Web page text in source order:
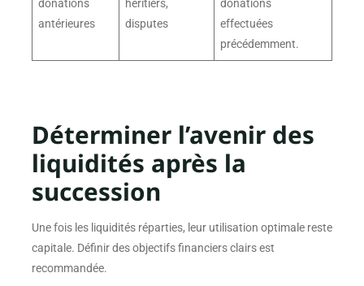
donations
antérieures
héritiers,
disputes
donations
effectuées
précédemment.
Déterminer l’avenir des
liquidités après la
succession
Une fois les liquidités réparties, leur utilisation optimale reste
capitale. Définir des objectifs financiers clairs est
recommandée.